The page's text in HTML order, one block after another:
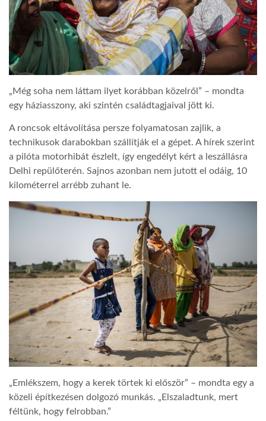
„Még soha nem láttam ilyet korábban közelről” – mondta
egy háziasszony, aki szintén családtagjaival jött ki.
A roncsok eltávolítása persze folyamatosan zajlik, a
technikusok darabokban szállítják el a gépet. A hírek szerint
a pilóta motorhibát észlelt, így engedélyt kért a leszállásra
Delhi repülőterén. Sajnos azonban nem jutott el odáig, 10
kilométerrel arrébb zuhant le.
„Emlékszem, hogy a kerek törtek ki először” – mondta egy a
közeli építkezésen dolgozó munkás. „Elszaladtunk, mert
féltünk, hogy felrobban.”